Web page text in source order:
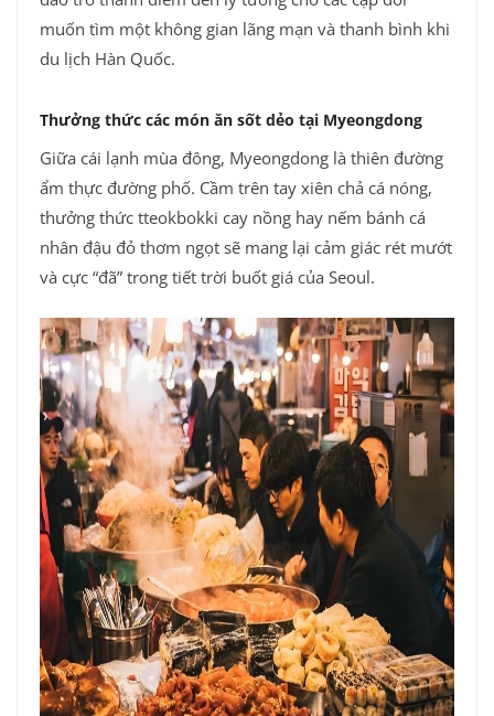
muốn tìm một không gian lãng mạn và thanh bình khi
du lịch Hàn Quốc.
Thưởng thức các món ăn sốt dẻo tại Myeongdong
Giữa cái lạnh mùa đông, Myeongdong là thiên đường
ẩm thực đường phố. Cầm trên tay xiên chả cá nóng,
thưởng thức tteokbokki cay nồng hay nếm bánh cá
nhân đậu đỏ thơm ngọt sẽ mang lại cảm giác rét mướt
và cực “đã” trong tiết trời buốt giá của Seoul.